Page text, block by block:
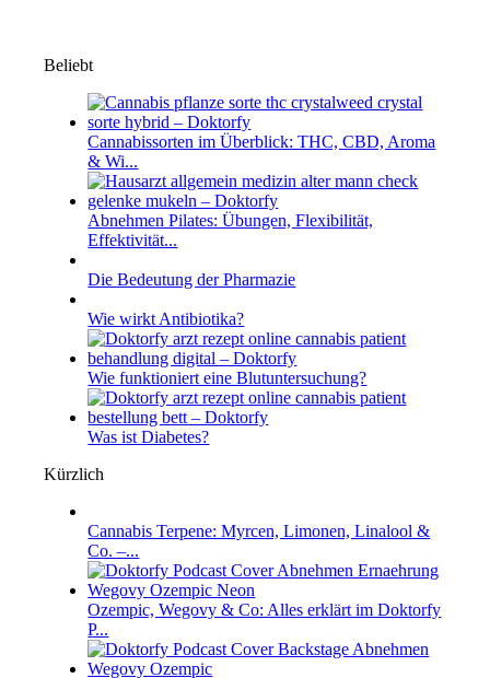
Beliebt
Cannabissorten im Überblick: THC, CBD, Aroma
& Wi...
Abnehmen Pilates: Übungen, Flexibilität,
Effektivität...
Die Bedeutung der Pharmazie
Wie wirkt Antibiotika?
Wie funktioniert eine Blutuntersuchung?
Was ist Diabetes?
Kürzlich
Cannabis Terpene: Myrcen, Limonen, Linalool &
Co. –...
Ozempic, Wegovy & Co: Alles erklärt im Doktorfy
P...